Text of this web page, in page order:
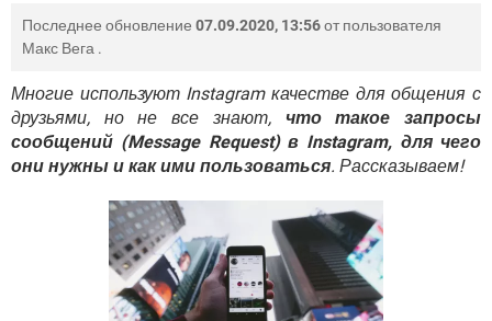
WINDOWS 10 ВКОНТАКТЕ
YANDEX
FACEBOOK
WINDOWS 10
ВИДЕО GOOGLE
YANDEX
TIKTOK TELEGRAM
FACEBOOK ИГРЫ
WINDOWS 10 ВКОНТАКТЕ
ВИДЕО
ЭНЦИКЛОПЕДИЯ
TIKTOK
WHATSAPP INSTAGRAM
FACEBOOK ИГРЫ
GOOGLE
Последнее обновление 07.09.2020, 13:56от пользователя
Макс Вега .
Многие используют Instagram качестве для общения с
друзьями, но не все знают, что такое запросы
сообщений (Message Request) в Instagram, для чего
они нужны и как ими пользоваться. Рассказываем!